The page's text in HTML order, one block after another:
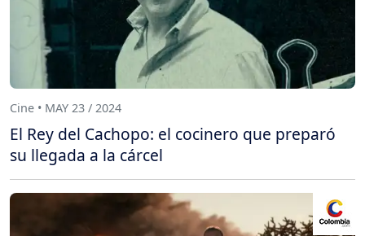
Cine • MAY 23 / 2024
El Rey del Cachopo: el cocinero que preparó
su llegada a la cárcel